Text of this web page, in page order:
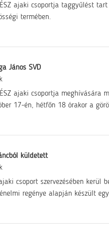
ajaki csoportja taggyűlést
termében.
János SVD
ajaki csoportja meghívására
17-én, hétfőn 18 órakor a
küldetett
csoport szervezésében kerül
regénye alapján készült